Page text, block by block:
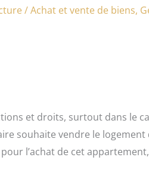
/Achat et vente de biens,
et droits, surtout dans le
souhaite vendre le logement
l’achat de cet